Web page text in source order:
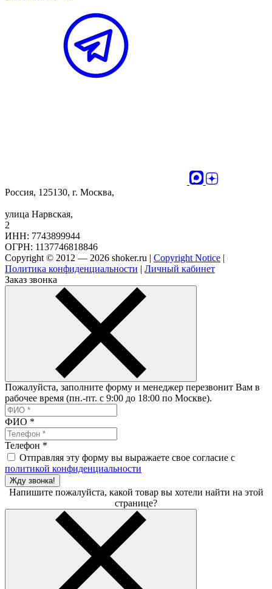
Россия, 125130, г. Москва,
улица Нарвская,
2
ИНН: 7743899944
ОГРН: 1137746818846
Copyright © 2012 — 2026 shoker.ru | Copyright Notice |
Политика конфиденциальности | Личный кабинет
Заказ звонка
Пожалуйста, заполните форму и менеджер перезвонит Вам в
рабочее время (пн.-пт. с 9:00 до 18:00 по Москве).
ФИО *
Телефон *
Отправляя эту форму вы выражаете свое согласие с
политикой конфиденциальности
Жду звонка!
Напишите пожалуйста, какой товар вы хотели найти на этой
странице?